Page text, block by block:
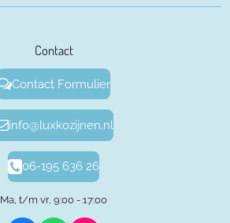
Contact
Contact Formulier
info@luxkozijnen.nl
06-195 636 26
Ma, t/m vr, 9:00 - 17:00